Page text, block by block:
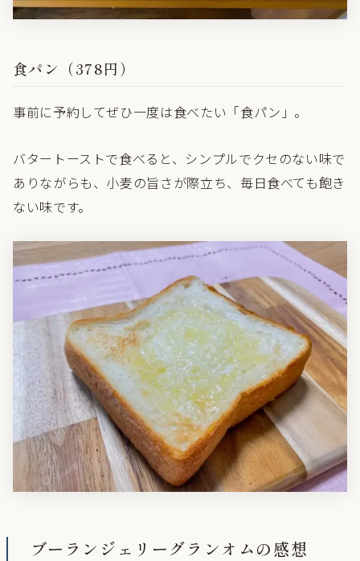
食パン（378円）
事前に予約してぜひ一度は食べたい「食パン」。
バタートーストで食べると、シンプルでクセのない味で
ありながらも、小麦の旨さが際立ち、毎日食べても飽き
ない味です。
ブーランジェリーグランオムの感想